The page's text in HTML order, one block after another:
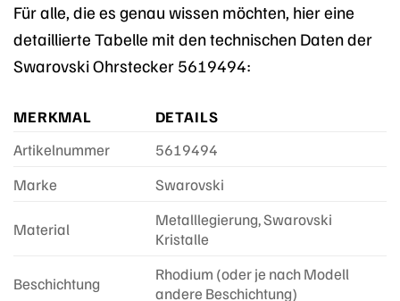
Für alle, die es genau wissen möchten, hier eine
detaillierte Tabelle mit den technischen Daten der
Swarovski Ohrstecker 5619494:
MERKMAL
DETAILS
Artikelnummer
5619494
Marke
Swarovski
Material
Metalllegierung, Swarovski
Kristalle
Beschichtung
Rhodium (oder je nach Modell
andere Beschichtung)